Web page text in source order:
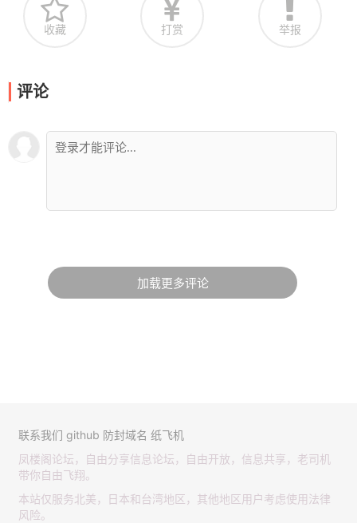
收藏 打赏 举报
评论
加载更多评论
联系我们 github 防封域名 纸飞机
凤楼阁论坛，自由分享信息论坛，自由开放，信息共享，老司机
带你自由飞翔。
本站仅服务北美，日本和台湾地区，其他地区用户考虑使用法律
风险。